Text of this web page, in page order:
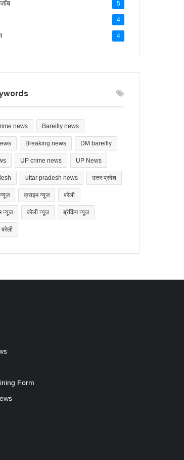
4
4
Breaking news
UP crime news UP News
uttar pradesh news उत्तर प्रदेश
क्राइम न्यूज बरेली
न्यूज बरेली न्यूज ब्रेकिंग न्यूज
Form